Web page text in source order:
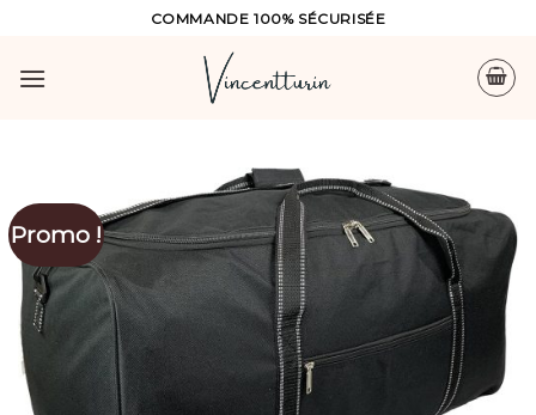
content
COMMANDE 100% SÉCURISÉE
Promo !